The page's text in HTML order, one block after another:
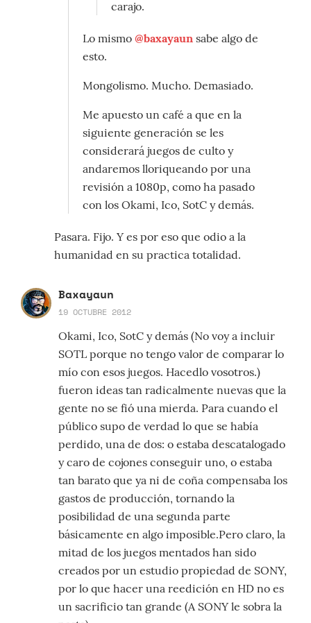
carajo.
Lo mismo @baxayaun sabe algo de
esto.
Mongolismo. Mucho. Demasiado.
Me apuesto un café a que en la
siguiente generación se les
considerará juegos de culto y
andaremos lloriqueando por una
revisión a 1080p, como ha pasado
con los Okami, Ico, SotC y demás.
Pasara. Fijo. Y es por eso que odio a la
humanidad en su practica totalidad.
Baxayaun
19 OCTUBRE 2012
Okami, Ico, SotC y demás (No voy a incluir
SOTL porque no tengo valor de comparar lo
mío con esos juegos. Hacedlo vosotros.)
fueron ideas tan radicalmente nuevas que la
gente no se fió una mierda. Para cuando el
público supo de verdad lo que se había
perdido, una de dos: o estaba descatalogado
y caro de cojones conseguir uno, o estaba
tan barato que ya ni de coña compensaba los
gastos de producción, tornando la
posibilidad de una segunda parte
básicamente en algo imposible.Pero claro, la
mitad de los juegos mentados han sido
creados por un estudio propiedad de SONY,
por lo que hacer una reedición en HD no es
un sacrificio tan grande (A SONY le sobra la